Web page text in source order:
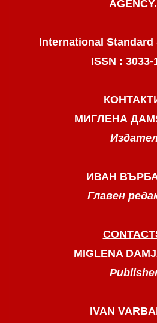
AGENCY.
International Standard
ISSN : 3033-
МИГЛЕНА
ИВАН
Главен
MIGLENA
IVAN